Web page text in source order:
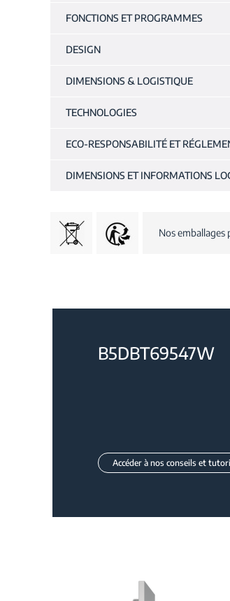
FONCTIONS ET PROGRAMMES
DESIGN
DIMENSIONS & LOGISTIQUE
TECHNOLOGIES
ECO-RESPONSABILITÉ ET
DIMENSIONS ET INFORMATIONS
Nos emballages
B5DBT69547W
Accéder à nos conseils et